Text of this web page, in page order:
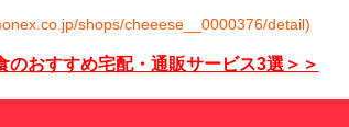
shops/cheeese__0000376/detail)
のおすすめ宅配・通販サービス3選＞＞